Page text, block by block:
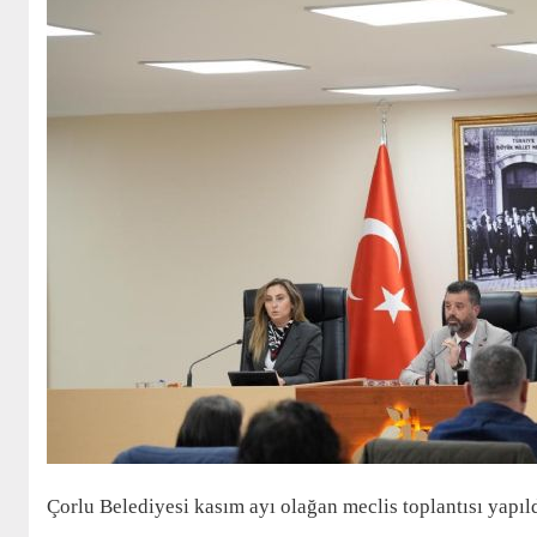
Çorlu Belediyesi kasım ayı olağan meclis toplantısı